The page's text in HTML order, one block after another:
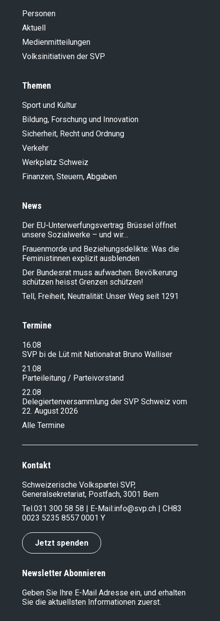
Personen
Aktuell
Medienmitteilungen
Volksinitiativen der SVP
Themen
Sport und Kultur
Bildung, Forschung und Innovation
Sicherheit, Recht und Ordnung
Verkehr
Werkplatz Schweiz
Finanzen, Steuern, Abgaben
News
Der EU-Unterwerfungsvertrag: Brüssel öffnet
unsere Sozialwerke – und wir…
Frauenmorde und Beziehungsdelikte: Was die
Feministinnen explizit ausblenden
Der Bundesrat muss aufwachen: Bevölkerung
schützen heisst Grenzen schützen!
Tell, Freiheit, Neutralität: Unser Weg seit 1291
Termine
16.08
SVP bi de Lüt mit Nationalrat Bruno Walliser
21.08
Parteileitung / Parteivorstand
22.08
Delegiertenversammlung der SVP Schweiz vom
22. August 2026
Alle Termine
Kontakt
Schweizerische Volkspartei SVP,
Generalsekretariat, Postfach, 3001 Bern
Tel.031 300 58 58 | E-Mail:info@svp.ch | CH83
0023 5235 8557 0001 Y
Jetzt spenden
Newsletter Abonnieren
Geben Sie Ihre E-Mail Adresse ein, und erhalten
Sie die aktuellsten Informationen zuerst.